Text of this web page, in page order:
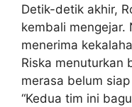
Detik-detik akhir,
kembali mengejar.
menerima
Riska menuturkan
merasa belum
“Kedua tim ini